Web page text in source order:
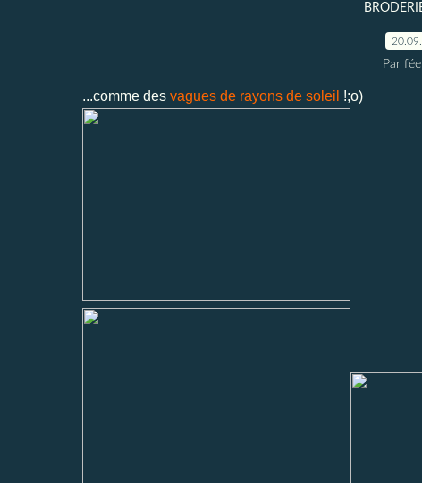
Par
...comme des vagues de rayons de soleil !;o)